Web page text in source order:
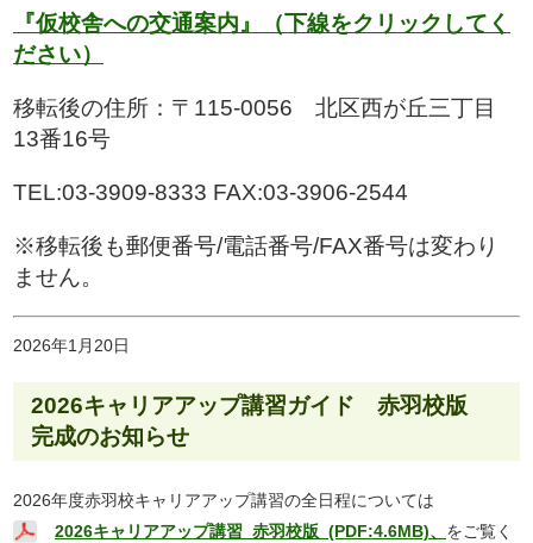
『仮校舎への交通案内』（下線をクリックしてく
ださい）
移転後の住所：〒115-0056 北区西が丘三丁目
13番16号
TEL:03-3909-8333 FAX:03-3906-2544
※移転後も郵便番号/電話番号/FAX番号は変わり
ません。
2026年1月20日
2026キャリアアップ講習ガイド 赤羽校版
完成のお知らせ
2026年度赤羽校キャリアアップ講習の全日程については
2026キャリアアップ講習_赤羽校版_(PDF:4.6MB)、 をご覧く